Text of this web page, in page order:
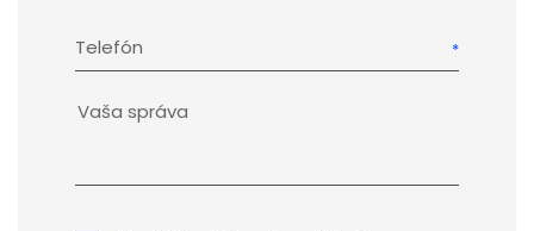
Telefón